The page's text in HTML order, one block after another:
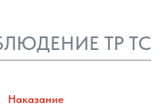
ТР ТС
Наказание